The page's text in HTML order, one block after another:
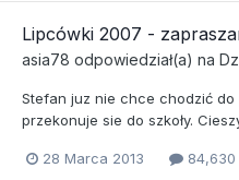
Lipcówki 2007 -
asia78 odpowiedział(a) na
Stefan juz nie chce chodzić
przekonuje sie do szkoły.
28 Marca 2013